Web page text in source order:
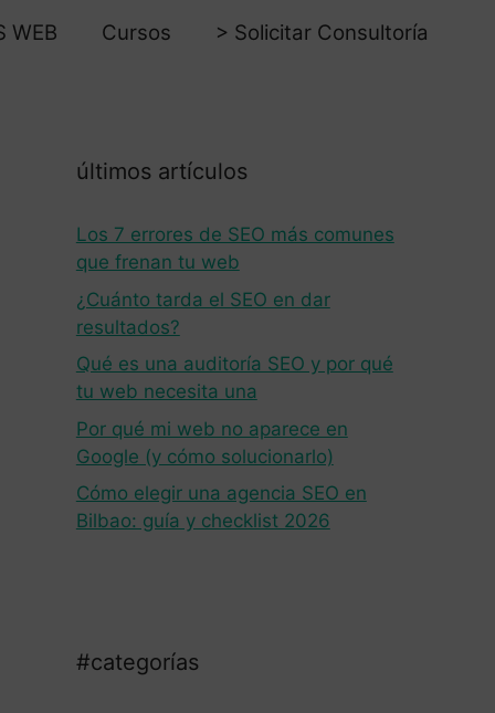
WEB Cursos > Solicitar Consultoría
últimos artículos
Los 7 errores de SEO más comunes
que frenan tu web
¿Cuánto tarda el SEO en dar
resultados?
Qué es una auditoría SEO y por qué
tu web necesita una
Por qué mi web no aparece en
Google (y cómo solucionarlo)
Cómo elegir una agencia SEO en
Bilbao: guía y checklist 2026
#categorías